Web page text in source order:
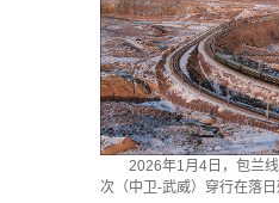
2026年1月4日，包兰
次（中卫-武威）穿行在落日